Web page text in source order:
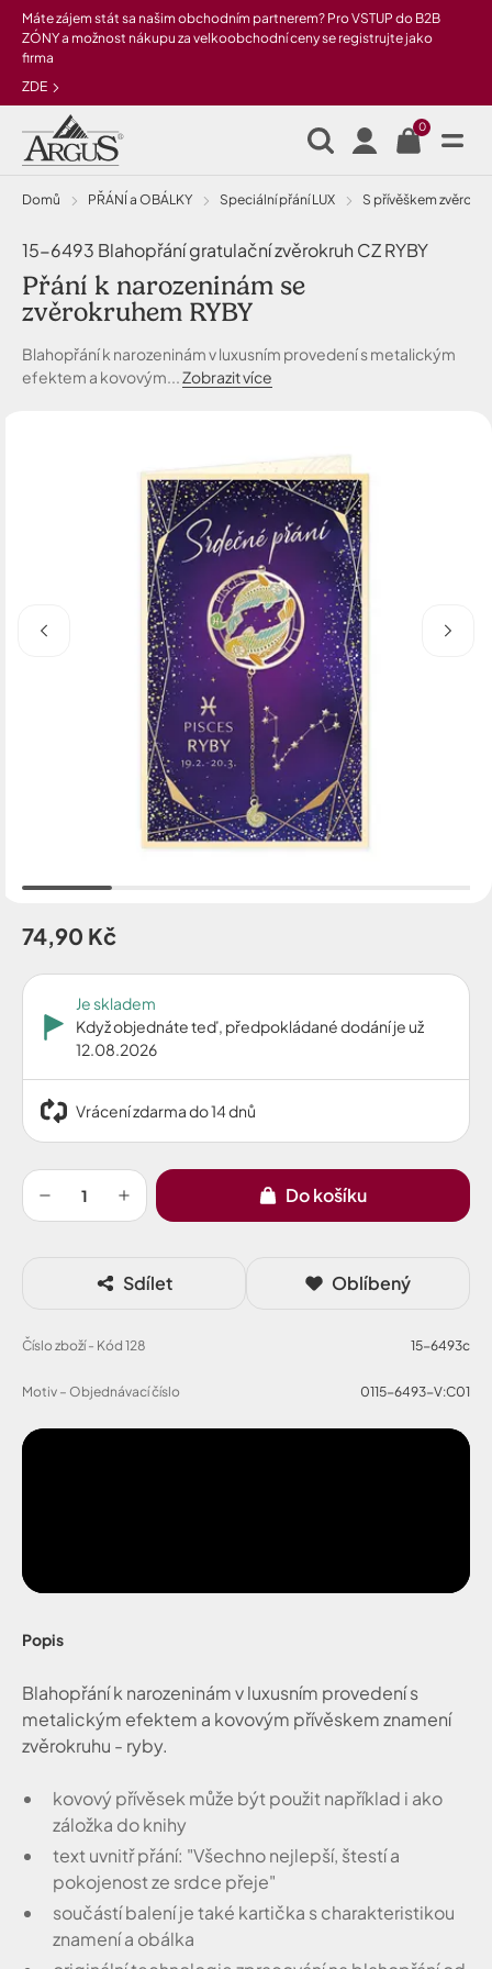
Přeskočit na hlavní obsah
Máte zájem stát sa našim obchodním partnerem? Pro VSTUP do B2B
ZÓNY a možnost nákupu za velkoobchodní ceny se registrujte jako
firma
ZDE
0
Domů PŘÁNÍ a OBÁLKY Speciální přání LUX s přívěškem
Popis
Blahopřání k narozeninám v luxusním provedení s
metalickým efektem a kovovým přívěskem znamení
zvěrokruhu - ryby.
kovový přívěsek může být použit například i ako
záložka do knihy
text uvnitř přání: "Všechno nejlepší, štestí a
pokojenost ze srdce přeje"
součástí balení je také kartička s charakteristikou
znamení a obálka
15-6493 Blahopřání gratulační zvěrokruh CZ RYBY
Přání k narozeninám se
zvěrokruhem RYBY
Blahopřání k narozeninám v luxusním provedení s metalickým
efektem a kovovým...Zobrazit více
74,90 Kč
Je skladem
Když objednáte teď, předpokládané dodání je už
12.08.2026
Vrácení zdarma do 14 dnů
Do košíku
Sdílet Oblíbený
Číslo zboží - Kód 128 15-6493c
Motiv – Objednávací číslo 0115-6493-V:C01